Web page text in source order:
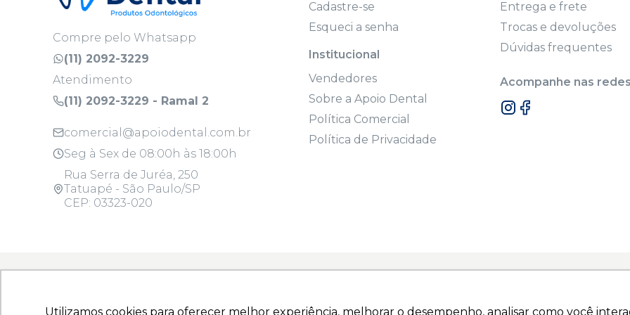
Utilizamos cookies para oferecer melhor experiência, melhorar o desempenho, analisar como você
Utilizamos cookies para oferecer melhor experiência, melhorar o desempenho, analisar como você
Compre pelo Whatsapp
(11) 2092-3229
Atendimento
(11) 2092-3229 - Ramal 2
comercial@apoiodental.com.br
Seg à Sex de 08:00h às 18:00h
Rua Serra de Juréa, 250
Tatuapé - São Paulo/SP
CEP: 03323-020
Cadastre-se
Esqueci a senha
Institucional
Vendedores
Sobre a Apoio Dental
Política Comercial
Política de Privacidade
Entrega e frete
Trocas e devoluções
Dúvidas frequentes
Acompanhe nas